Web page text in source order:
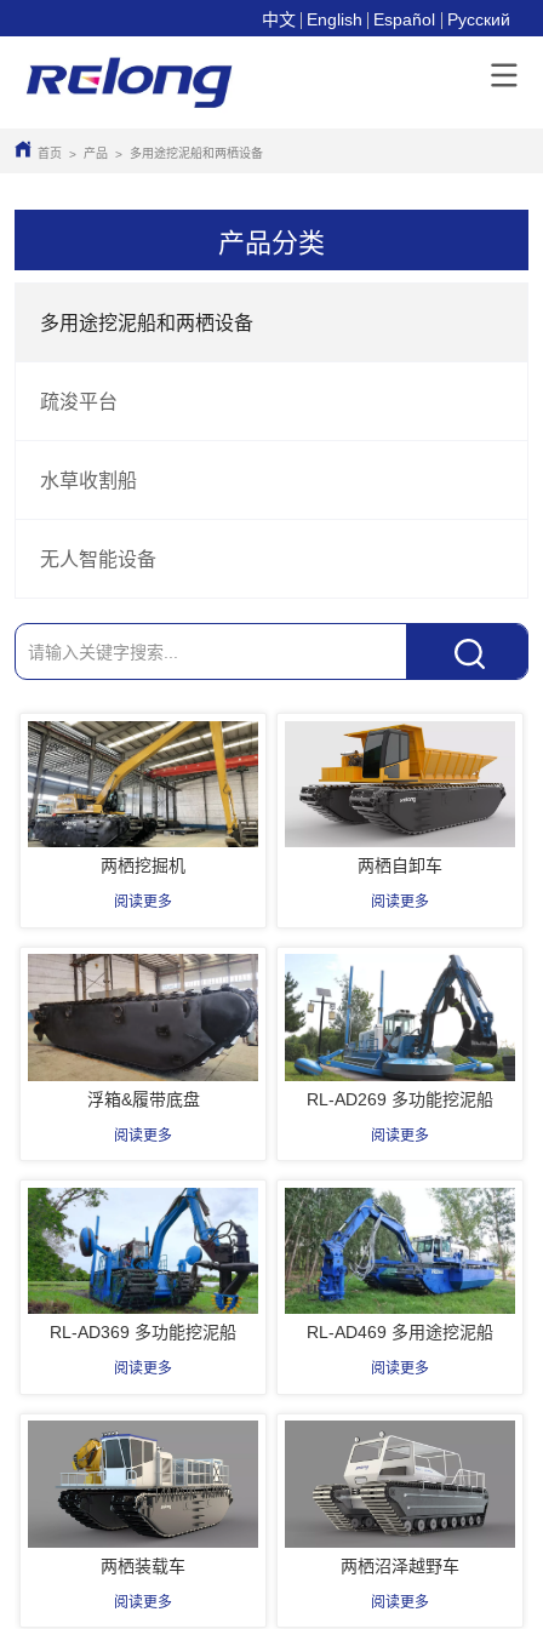
中文 English Español Pусский
首页 > 产品 > 多用途挖泥船和两栖设备
产品分类
多用途挖泥船和两栖设备
疏浚平台
水草收割船
无人智能设备
两栖挖掘机
阅读更多
两栖自卸车
阅读更多
浮箱&履带底盘
阅读更多
RL-AD269 多功能挖泥船
阅读更多
RL-AD369 多功能挖泥船
阅读更多
RL-AD469 多用途挖泥船
阅读更多
两栖装载车
阅读更多
两栖沼泽越野车
阅读更多